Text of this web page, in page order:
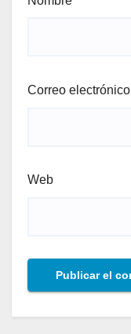
Correo electrónico
Web